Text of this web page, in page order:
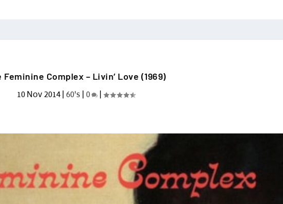
Feminine Complex – Livin’ Love (1969)
10 Nov 2014|60's|0 |